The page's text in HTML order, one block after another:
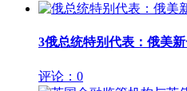
3俄总统特别代表：俄美
评论：0